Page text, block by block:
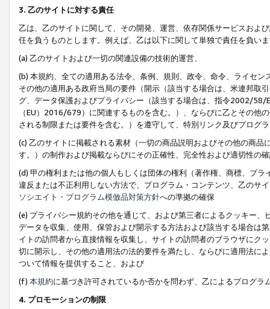
3. 乙のサイトに対する責任
乙は、乙のサイトに関して、その開発、運営、依存関係サービスおよ
任を負うものとします。例えば、乙は以下に関して単独で責任を負い
(a) 乙のサイトおよび一切の関連設備の技術的運営、
(b) 本規約、全ての適用ある法令、条例、規則、政令、命令、ライセ
その他の適用ある政府当局の要件（開示（該当する場合は、米連邦取
グ、データ保護およびプライバシー（該当する場合は、指令2002/58/
（EU）2016/679）に関連するものを含む。）、ならびに乙とその他
される制限または要件を含む。）を遵守して、特別リンク及びプログ
(c) 乙のサイトに掲載される素材（一切の商品説明およびその他の商
す。）の制作および掲載ならびにその正確性、完全性および適切性の
(d) 甲の権利または他の個人もしくは団体の権利（著作権、商標、プ
違反または不正利用しない方法で、プログラム・コンテンツ、乙のサ
ソシエイト・プログラム模倣品対策方針への準拠の確保
(e) プライバシー規約その他を通じて、および第三者によるクッキー
データを収集、使用、保管および開示する方法および該当する場合は
イトの訪問者から直接情報を収集し、サイトの訪問者のブラウザにク
切に開示し、その他の適用法の法的要件を満たし、ならびに適用法に
ついて情報を提供すること、および
(f) 本規約に基づき許可されているか否かを問わず、乙によるプログ
4. プロモーションの制限